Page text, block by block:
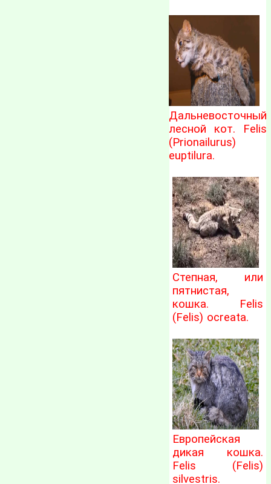
Дальневосточный
лесной кот. Felis
(Prionailurus)
euptilura.
Степная, или
пятнистая,
кошка. Felis
(Felis) ocreata.
Европейская
дикая кошка.
Felis (Felis)
silvestris.